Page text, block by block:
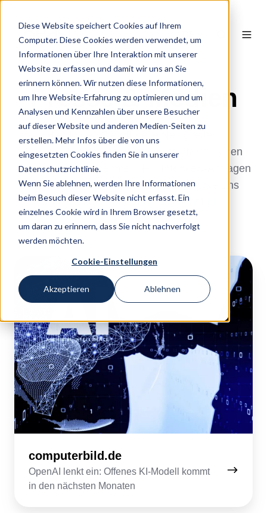
Diese Website speichert Cookies auf Ihrem
Computer. Diese Cookies werden verwendet, um
Informationen über Ihre Interaktion mit unserer
Website zu erfassen und damit wir uns an Sie
erinnern können. Wir nutzen diese Informationen,
um Ihre Website-Erfahrung zu optimieren und um
Analysen und Kennzahlen über unsere Besucher
auf dieser Website und anderen Medien-Seiten zu
erstellen. Mehr Infos über die von uns
eingesetzten Cookies finden Sie in unserer
Datenschutzrichtlinie.
Wenn Sie ablehnen, werden Ihre Informationen
beim Besuch dieser Website nicht erfasst. Ein
einzelnes Cookie wird in Ihrem Browser gesetzt,
um daran zu erinnern, dass Sie nicht nachverfolgt
werden möchten.
Cookie-Einstellungen
Akzeptieren Ablehnen
Presse & Medien
Hier finden Sie offizielle Neuigkeiten,
Medienberichte und Hintergrundinformationen
über unser Unternehmen. Für Interview-Anfragen
oder Pressematerialien kontaktieren Sie uns
gerne per E-Mail:admin@beast.bi
computerbild.de
OpenAI lenkt ein: Offenes KI-Modell kommt
in den nächsten Monaten
computerbild.de